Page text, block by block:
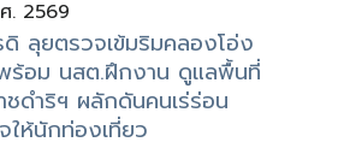
. 2569
ลุยตรวจเข้มริมคลองโอ่ง
ร้อม นสต.ฝึกงาน ดูแลพื้นที่
ชดำริฯ ผลักดันคนเร่ร่อน
ให้นักท่องเที่ยว